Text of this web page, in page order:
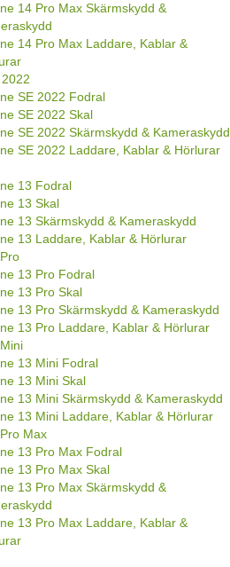
14 Pro Max Skärmskydd &
14 Pro Max Laddare, Kablar &
SE 2022 Fodral
SE 2022 Skal
SE 2022 Skärmskydd & Kameraskydd
SE 2022 Laddare, Kablar & Hörlurar
13 Fodral
13 Skal
13 Skärmskydd & Kameraskydd
13 Laddare, Kablar & Hörlurar
13 Pro Fodral
13 Pro Skal
13 Pro Skärmskydd & Kameraskydd
13 Pro Laddare, Kablar & Hörlurar
13 Mini Fodral
13 Mini Skal
13 Mini Skärmskydd & Kameraskydd
13 Mini Laddare, Kablar & Hörlurar
Max
13 Pro Max Fodral
13 Pro Max Skal
13 Pro Max Skärmskydd &
13 Pro Max Laddare, Kablar &